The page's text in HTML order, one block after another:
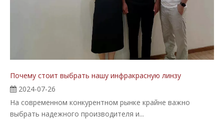
Почему стоит выбрать нашу инфракрасную линзу
2024-07-26
На современном конкурентном рынке крайне важно
выбрать надежного производителя и...